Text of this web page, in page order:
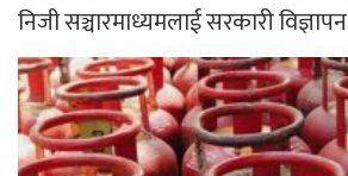
निजी सञ्चारमाध्यमलाई सरकारी विज्ञापन